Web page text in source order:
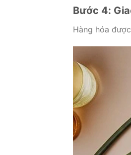
Bước 4:
Hàng hóa